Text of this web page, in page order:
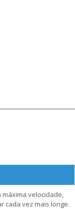
máxima velocidade,
cada vez mais longe.